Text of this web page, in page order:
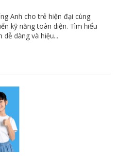
Anh cho trẻ hiện đại cùng
kỹ năng toàn diện. Tìm hiểu
dễ dàng và hiệu...